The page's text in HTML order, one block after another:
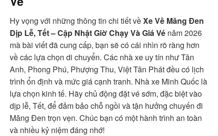
Hy vọng với những thông tin chi tiết vềXe Về Măng Đen
Dịp Lễ, Tết – Cập Nhật Giờ Chạy Và Giá Vé năm 2026
mà bài viết đã cung cấp, bạn sẽ có cái nhìn rõ ràng hơn
về các lựa chọn di chuyển. Các nhà xe uy tín như Tân
Anh, Phong Phú, Phượng Thu, Việt Tân Phát đều có lịch
trình ổn định và mức giá cạnh tranh. Nhà xe Minh Quốc là
lựa chọn kinh tế. Hãy chủ động đặt vé sớm, đặc biệt vào
dịp lễ, Tết, để đảm bảo chỗ ngồi và tận hưởng chuyến đi
Măng Đen trọn vẹn. Chúc bạn có một hành trình an toàn
và nhiều kỷ niệm đáng nhớ!